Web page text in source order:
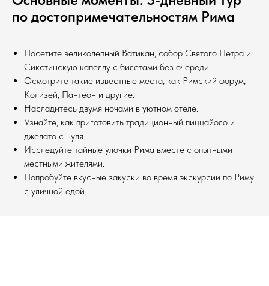
по достопримечательностям Рима
Посетите великолепный Ватикан, собор Святого Петра и
Сикстинскую капеллу с билетами без очереди.
Осмотрите такие известные места, как Римский форум,
Колизей, Пантеон и другие.
Насладитесь двумя ночами в уютном отеле.
Узнайте, как приготовить традиционный пиццайоло и
джелато с нуля.
Исследуйте тайные улочки Рима вместе с опытными
местными жителями.
Попробуйте вкусные закуски во время экскурсии по Риму
с уличной едой.